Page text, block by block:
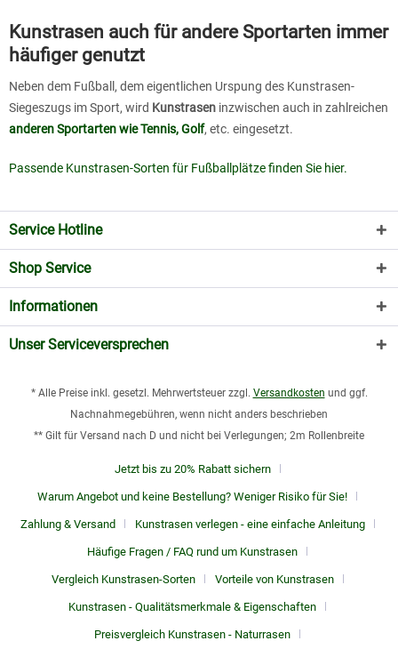
Kunstrasen auch für andere Sportarten immer
häufiger genutzt
Neben dem Fußball, dem eigentlichen Urspung des Kunstrasen-
Siegeszugs im Sport, wird Kunstrasen inzwischen auch in zahlreichen
anderen Sportarten wie Tennis, Golf, etc. eingesetzt.
Passende Kunstrasen-Sorten für Fußballplätze finden Sie hier.
Service Hotline
Shop Service
Informationen
Unser Serviceversprechen
* Alle Preise inkl. gesetzl. Mehrwertsteuer zzgl. Versandkosten und ggf.
Nachnahmegebühren, wenn nicht anders beschrieben
** Gilt für Versand nach D und nicht bei Verlegungen; 2m Rollenbreite
Jetzt bis zu 20% Rabatt sichern
Warum Angebot und keine Bestellung? Weniger Risiko für Sie!
Zahlung & Versand Kunstrasen verlegen - eine einfache Anleitung
Häufige Fragen / FAQ rund um Kunstrasen
Vergleich Kunstrasen-Sorten Vorteile von Kunstrasen
Kunstrasen - Qualitätsmerkmale & Eigenschaften
Preisvergleich Kunstrasen - Naturrasen